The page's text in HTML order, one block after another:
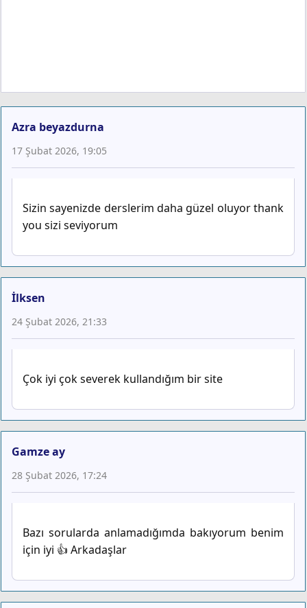
Azra beyazdurna
17 Şubat 2026, 19:05
Sizin sayenizde derslerim daha güzel oluyor thank
you sizi seviyorum
İlksen
24 Şubat 2026, 21:33
Çok iyi çok severek kullandığım bir site
Gamze ay
28 Şubat 2026, 17:24
Bazı sorularda anlamadığımda bakıyorum benim
için iyi 👍 Arkadaşlar